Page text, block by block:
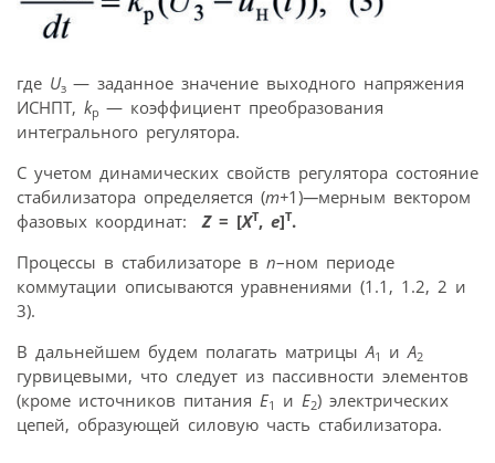
где Uз — заданное значение выходного напряжения
ИСНПТ, kp — коэффициент преобразования
интегрального регулятора.
С учетом динамических свойств регулятора состояние
стабилизатора определяется (m+1)—мерным вектором
фазовых координат:Z= [XT, e]T.
Процессы в стабилизаторе в n–ном периоде
коммутации описываются уравнениями (1.1, 1.2, 2 и
3).
В дальнейшем будем полагать матрицыA1 иA2
гурвицевыми, что следует из пассивности элементов
(кроме источников питания E1 и E2) электрических
цепей, образующей силовую часть стабилизатора.